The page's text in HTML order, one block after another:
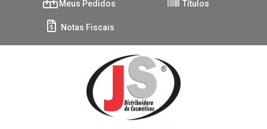
Meus Pedidos Títulos
Notas Fiscais